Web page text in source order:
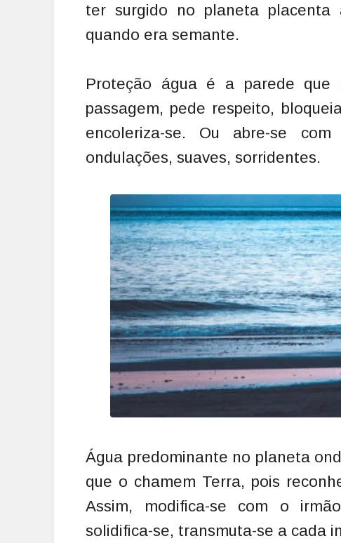
ter surgido no planeta placenta
quando era semante.
Proteção água é a parede que
passagem, pede respeito,
encoleriza-se. Ou abre-se
ondulações, suaves, sorridentes.
Água predominante no planeta
que o chamem Terra, pois
Assim, modifica-se com o
solidifica-se, transmuta-se a cada